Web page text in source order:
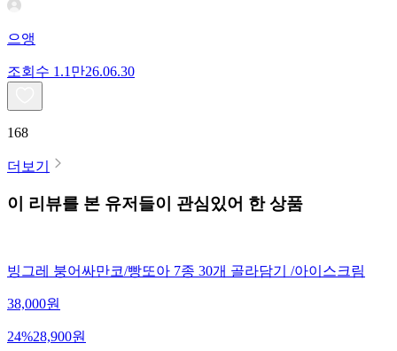
으앵
조회수 1.1만26.06.30
168
더보기
이 리뷰를 본 유저들이 관심있어 한 상품
빙그레 붕어싸만코/빵또아 7종 30개 골라담기 /아이스크림
38,000원
24%28,900원